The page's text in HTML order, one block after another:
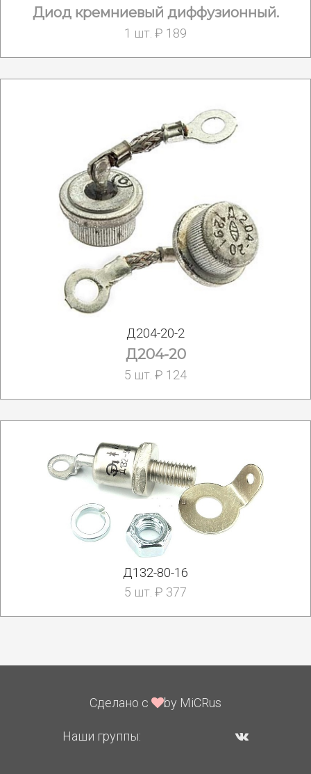
Диод кремниевый диффузионный.
1 шт. ₽ 189
Д204-20-2
Д204-20
5 шт. ₽ 124
Д132-80-16
5 шт. ₽ 377
Сделано с by MiCRus
Наши группы: